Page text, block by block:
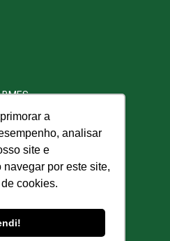
a
analisar
site e
por este site,
cookies.